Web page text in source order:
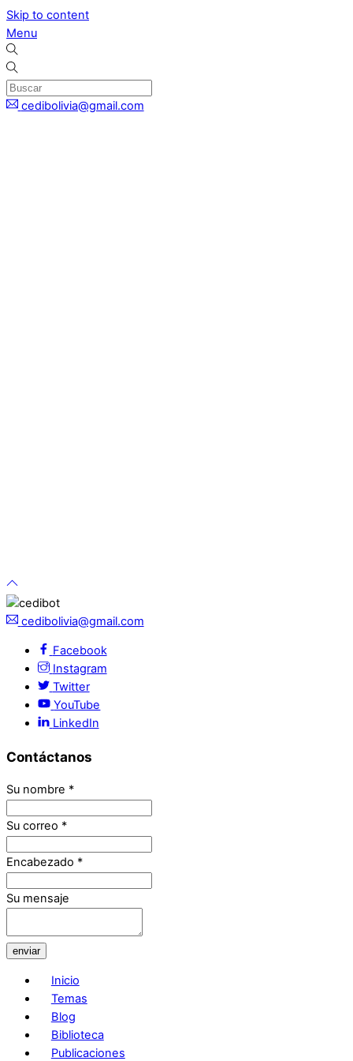
Skip to content
Menu
cedibolivia@gmail.com
cedibolivia@gmail.com
Facebook
Instagram
Twitter
YouTube
LinkedIn
Contáctanos
Su nombre *
Su correo *
Encabezado *
Su mensaje
enviar
Inicio
Temas
Blog
Biblioteca
Publicaciones